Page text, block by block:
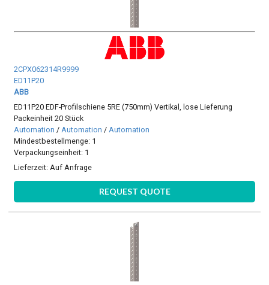
2CPX062314R9999
ED11P20
ABB
ED11P20 EDF-Profilschiene 5RE (750mm) Vertikal, lose Lieferung
Packeinheit 20 Stück
Automation /Automation /Automation
Mindestbestellmenge: 1
Verpackungseinheit: 1
Lieferzeit:Auf Anfrage
REQUEST QUOTE